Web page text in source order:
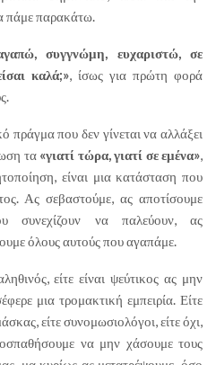
πάμε παρακάτω.
συγγνώμη, ευχαριστώ, σε
καλά;», ίσως για πρώτη φορά
πράγμα που δεν γίνεται να αλλάξει
τα «γιατί τώρα, γιατί σε εμένα»,
είναι μια κατάσταση που
Ας σεβαστούμε, ας αποτίσουμε
συνεχίζουν να παλεύουν, ας
όλους αυτούς που αγαπάμε.
είτε είναι ψεύτικος ας μην
μια τρομακτική εμπειρία. Είτε
είτε συνομωσιολόγοι, είτε όχι,
να μην χάσουμε τους